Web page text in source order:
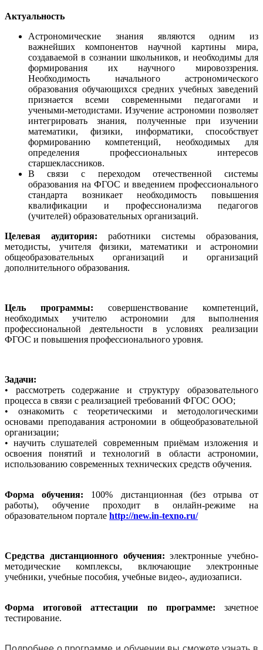
Актуальность
Астрономические знания являются одним из
важнейших компонентов научной картины мира,
создаваемой в сознании школьников, и необходимы для
формирования их научного мировоззрения.
Необходимость начального астрономического
образования обучающихся средних учебных заведений
признается всеми современными педагогами и
учеными-методистами. Изучение астрономии позволяет
интегрировать знания, полученные при изучении
математики, физики, информатики, способствует
формированию компетенций, необходимых для
определения профессиональных интересов
старшеклассников.
В связи с переходом отечественной системы
образования на ФГОС и введением профессионального
стандарта возникает необходимость повышения
квалификации и профессионализма педагогов
(учителей) образовательных организаций.
Целевая аудитория: работники системы образования,
методисты, учителя физики, математики и астрономии
общеобразовательных организаций и организаций
дополнительного образования.
Цель программы: совершенствование компетенций,
необходимых учителю астрономии для выполнения
профессиональной деятельности в условиях реализации
ФГОС и повышения профессионального уровня.
Задачи:
• рассмотреть содержание и структуру образовательного
процесса в связи с реализацией требований ФГОС ООО;
• ознакомить с теоретическими и методологическими
основами преподавания астрономии в общеобразовательной
организации;
• научить слушателей современным приёмам изложения и
освоения понятий и технологий в области астрономии,
использованию современных технических средств обучения.
Форма обучения: 100% дистанционная (без отрыва от
работы), обучение проходит в онлайн-режиме на
образовательном портале http://new.in-texno.ru/
Средства дистанционного обучения: электронные учебно-
методические комплексы, включающие электронные
учебники, учебные пособия, учебные видео-, аудиозаписи.
Форма итоговой аттестации по программе: зачетное
тестирование.